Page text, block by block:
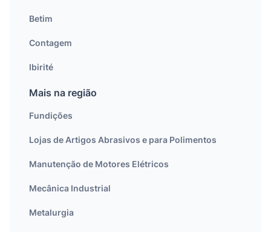
Betim
Contagem
Ibirité
Mais na região
Fundições
Lojas de Artigos Abrasivos e para Polimentos
Manutenção de Motores Elétricos
Mecânica Industrial
Metalurgia